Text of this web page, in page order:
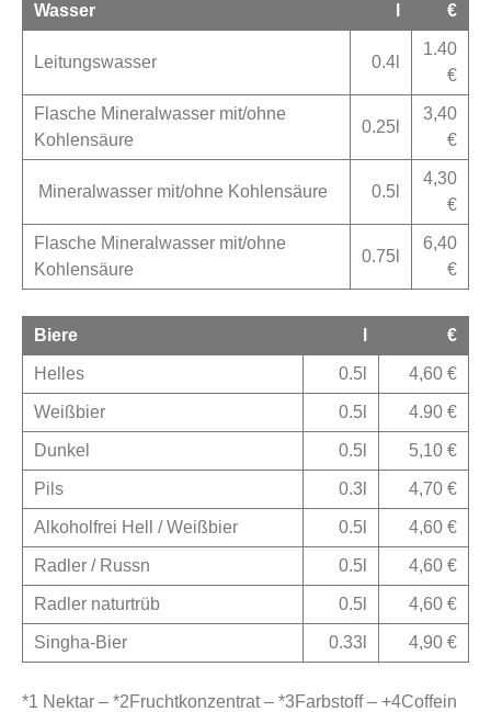
Wasser €
Leitungswasser 0.4l
1.40
€
Flasche Mineralwasser mit/ohne
Kohlensäure
0.25l
3,40
€
Mineralwasser mit/ohne Kohlensäure 0.5l
4,30
€
Flasche Mineralwasser mit/ohne
Kohlensäure
0.75l
6,40
€
Biere €
Helles 0.5l 4,60 €
Weißbier 0.5l 4.90 €
Dunkel 0.5l 5,10 €
Pils 0.3l 4,70 €
Alkoholfrei Hell / Weißbier 0.5l 4,60 €
Radler / Russn 0.5l 4,60 €
Radler naturtrüb 0.5l 4,60 €
Singha-Bier 0.33l 4,90 €
*1 Nektar – *2Fruchtkonzentrat – *3Farbstoff – +4Coffein